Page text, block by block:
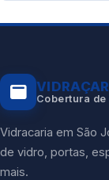
Cobertura de
Vidracaria em São
de vidro, portas,
mais.